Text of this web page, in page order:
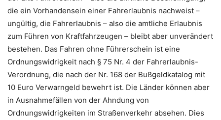
die ein Vorhandensein einer Fahrerlaubnis nachweist –
ungültig, die Fahrerlaubnis – also die amtliche Erlaubnis
zum Führen von Kraftfahrzeugen – bleibt aber unverändert
bestehen. Das Fahren ohne Führerschein ist eine
Ordnungswidrigkeit nach § 75 Nr. 4 der Fahrerlaubnis-
Verordnung, die nach der Nr. 168 der Bußgeldkatalog mit
10 Euro Verwarngeld bewehrt ist. Die Länder können aber
in Ausnahmefällen von der Ahndung von
Ordnungswidrigkeiten im Straßenverkehr absehen. Dies